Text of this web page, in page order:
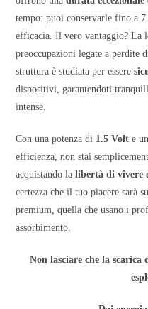
tempo: puoi conservarle fino a 7
efficacia. Il vero vantaggio? La
preoccupazioni legate a perdite
struttura è studiata per essere
dispositivi, garantendoti
intense.
Con una potenza di 1.5 Volt e
efficienza, non stai
acquistando lalibertà di vivere
certezza che il tuo piacere sarà
premium, quella che usano i
assorbimento.
Non lasciare che la